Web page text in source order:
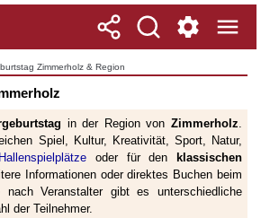
Zimmerholz & Region
in der Region von Zimmerholz.
Spiel, Kultur, Kreativität, Sport, Natur,
Hallenspielplätze oder für den
klassischen
Informationen oder direktes Buchen beim
nach Veranstalter gibt es unterschiedliche
der Teilnehmer.